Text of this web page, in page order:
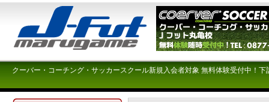
クーバー・コーチング・サッカースクール新規入会者対象 無料体験受付中！